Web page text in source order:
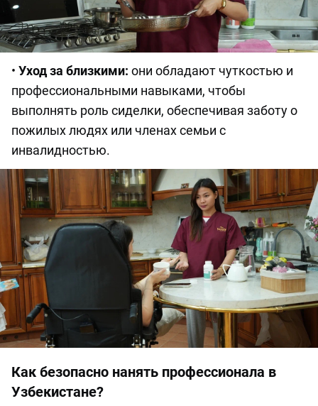
• Уход за близкими: они обладают чуткостью и
профессиональными навыками, чтобы
выполнять роль сиделки, обеспечивая заботу о
пожилых людях или членах семьи с
инвалидностью.
Как безопасно нанять профессионала в
Узбекистане?